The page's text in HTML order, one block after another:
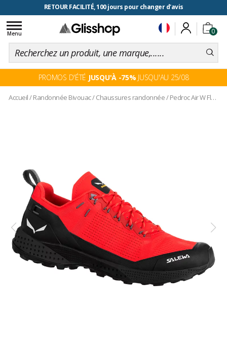
RETOUR FACILITÉ, 100 jours pour changer d'avis
0
Toggle
navigation
Menu
PROMOS D'ÉTÉ JUSQU'À -75% JUSQU'AU 25/08
Accueil/Randonnée Bivouac/Chaussures randonnée/Pedroc Air W Flame Black